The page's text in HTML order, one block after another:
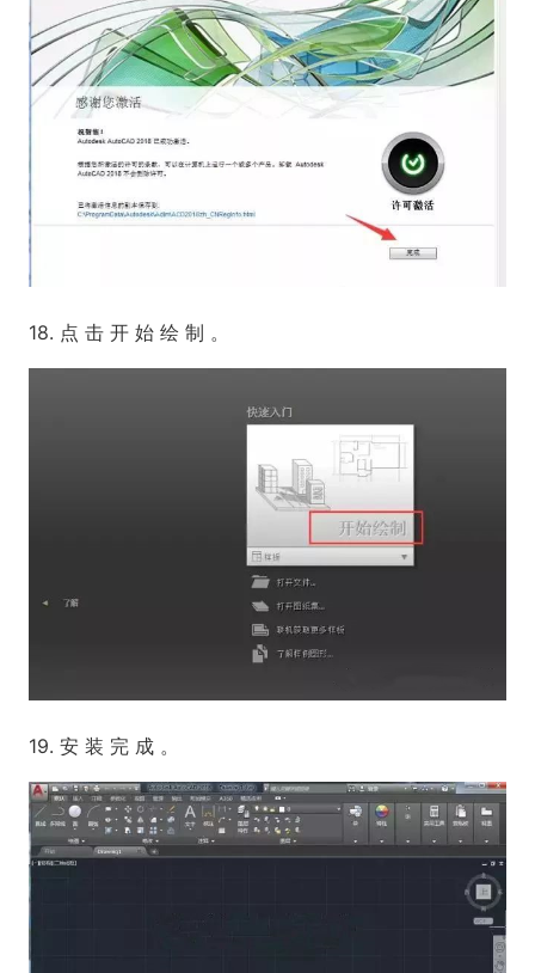
18. 点 击 开 始 绘 制 。
19. 安 装 完 成 。